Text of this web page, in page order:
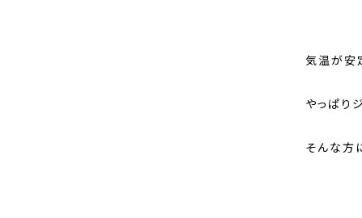
気温が安
やっぱり
そんな方